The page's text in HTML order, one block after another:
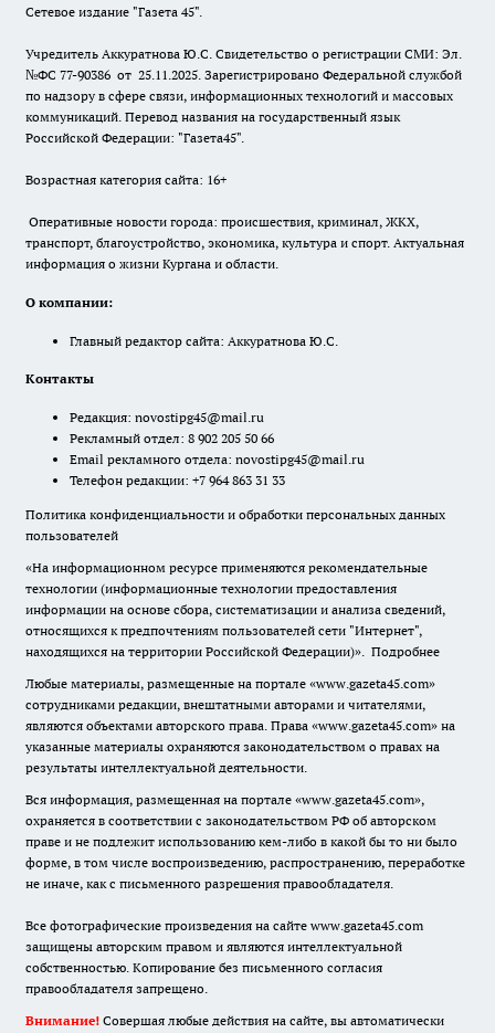
Сетевое издание "Газета 45".
Учредитель Аккуратнова Ю.С. Свидетельство о регистрации СМИ: Эл.
№ФС 77-90386 от 25.11.2025. Зарегистрировано Федеральной службой
по надзору в сфере связи, информационных технологий и массовых
коммуникаций. Перевод названия на государственный язык
Российской Федерации: "Газета45".
Возрастная категория сайта: 16+
Оперативные новости города: происшествия, криминал, ЖКХ,
транспорт, благоустройство, экономика, культура и спорт. Актуальная
информация о жизни Кургана и области.
О компании:
Главный редактор сайта: Аккуратнова Ю.С.
Контакты
Редакция: novostipg45@mail.ru
Рекламный отдел: 8 902 205 50 66
Email рекламного отдела: novostipg45@mail.ru
Телефон редакции: +7 964 863 31 33
Политика конфиденциальности и обработки персональных данных
пользователей
«На информационном ресурсе применяются рекомендательные
технологии (информационные технологии предоставления
информации на основе сбора, систематизации и анализа сведений,
относящихся к предпочтениям пользователей сети "Интернет",
находящихся на территории Российской Федерации)». Подробнее
Любые материалы, размещенные на портале «www.gazeta45.com»
сотрудниками редакции, внештатными авторами и читателями,
являются объектами авторского права. Права «www.gazeta45.com» на
указанные материалы охраняются законодательством о правах на
результаты интеллектуальной деятельности.
Вся информация, размещенная на портале «www.gazeta45.com»,
охраняется в соответствии с законодательством РФ об авторском
праве и не подлежит использованию кем-либо в какой бы то ни было
форме, в том числе воспроизведению, распространению, переработке
не иначе, как с письменного разрешения правообладателя.
Все фотографические произведения на сайте www.gazeta45.com
защищены авторским правом и являются интеллектуальной
собственностью. Копирование без письменного согласия
правообладателя запрещено.
Внимание! Совершая любые действия на сайте, вы автоматически